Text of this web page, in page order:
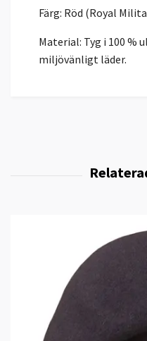
Färg: Röd (Royal
Material: Tyg i 100 %
miljövänligt läder.